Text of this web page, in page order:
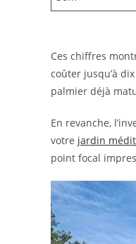
Ces chiffres
coûter jusqu’à
palmier déjà
En revanche,
votre jardin
point focal